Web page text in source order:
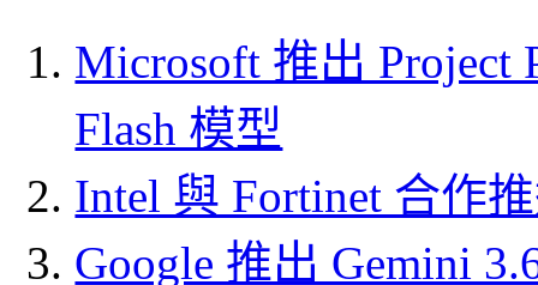
Microsoft 推出 Project
Flash 模型
Intel 與 Fortinet 合作
Google 推出 Gemini